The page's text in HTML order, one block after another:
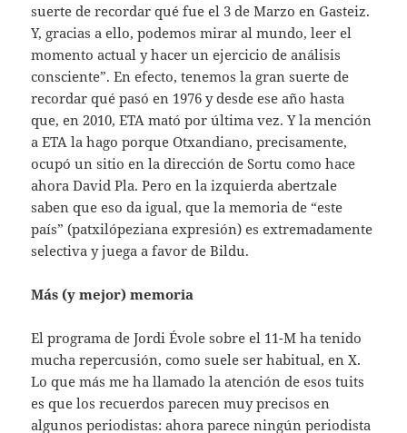
suerte de recordar qué fue el 3 de Marzo en Gasteiz.
Y, gracias a ello, podemos mirar al mundo, leer el
momento actual y hacer un ejercicio de análisis
consciente”. En efecto, tenemos la gran suerte de
recordar qué pasó en 1976 y desde ese año hasta
que, en 2010, ETA mató por última vez. Y la mención
a ETA la hago porque Otxandiano, precisamente,
ocupó un sitio en la dirección de Sortu como hace
ahora David Pla. Pero en la izquierda abertzale
saben que eso da igual, que la memoria de “este
país” (patxilópeziana expresión) es extremadamente
selectiva y juega a favor de Bildu.
Más (y mejor) memoria
El programa de Jordi Évole sobre el 11-M ha tenido
mucha repercusión, como suele ser habitual, en X.
Lo que más me ha llamado la atención de esos tuits
es que los recuerdos parecen muy precisos en
algunos periodistas: ahora parece ningún periodista